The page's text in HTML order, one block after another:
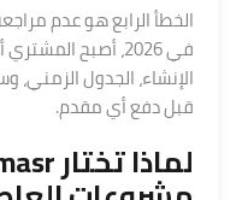
الخطأ الرابع هو عدم
في 2026، أصبح
الإنشاء، الجدول الزمني،
قبل دفع أي مقدم.